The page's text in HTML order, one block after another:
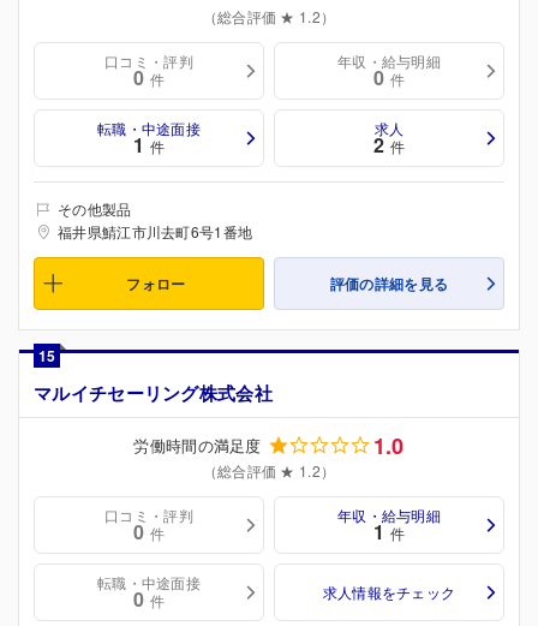
（総合評価 ★ 1.2）
口コミ・評判
0 件
年収・給与明細
0 件
転職・中途面接
1 件
求人
2 件
その他製品
福井県鯖江市川去町6号1番地
フォロー 評価の詳細を見る
15
マルイチセーリング株式会社
労働時間の満足度 1.0
（総合評価 ★ 1.2）
口コミ・評判
0 件
年収・給与明細
1 件
転職・中途面接
0 件 求人情報をチェック